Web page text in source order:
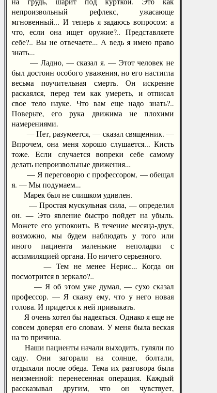
непроизвольный рефлекс, ужасающе
мгновенный... И теперь я задаюсь вопросом: а
что, если она ищет оружие?.. Представляете
себе?.. Вы не отвечаете... А ведь я имею право
знать...
— Ладно, — сказал я. — Этот человек не
был достоин особого уважения, но его настигла
весьма поучительная смерть. Он искренне
раскаялся, перед тем как умереть, и отписал
свое тело науке. Что вам еще надо знать?..
Поверьте, его рука движима не плохими
намерениями.
— Нет, разумеется, — сказал священник. —
Впрочем, она меня хорошо слушается... Кисть
тоже. Если случается вопреки себе самому
делать непроизвольные движения...
— Я переговорю с профессором, — обещал
я. — Мы подумаем...
Марек был не слишком удивлен.
— Простая мускульная сила, — определил
он. — Это явление быстро пойдет на убыль.
Можете его успокоить. В течение месяца-двух,
возможно, мы будем наблюдать у того или
иного пациента маленькие неполадки с
ассимиляцией органа. Но ничего серьезного.
— Тем не менее Нерис... Когда он
посмотрится в зеркало?..
— Я об этом уже думал, — сухо сказал
профессор. — Я скажу ему, что у него новая
голова. И придется к ней привыкать.
Я очень хотел бы надеяться. Однако я еще не
совсем доверял его словам. У меня была веская
на то причина.
Наши пациенты начали выходить, гуляли по
саду. Они загорали на солнце, болтали,
отдыхали после обеда. Тема их разговора была
неизменной: перенесенная операция. Каждый
рассказывал другим, что он чувствует,